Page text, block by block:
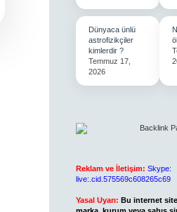
Dünyaca ünlü
astrofizikçiler
kimlerdir ?
Temmuz 17,
2026
Reklam ve İletişim: Skype:
live:.cid.575569c608265c69
Yasal Uyarı: Bu internet
marka, kurum veya şahıs